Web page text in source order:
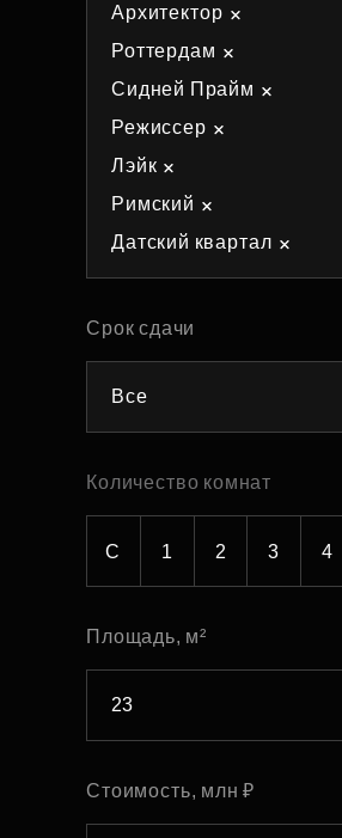
Архитектор
Роттердам
Сидней Прайм
Режиссер
Лэйк
Римский
Датский квартал
Срок сдачи
Все
Количество комнат
С 1 2 3 4
Площадь, м²
Стоимость, млн ₽